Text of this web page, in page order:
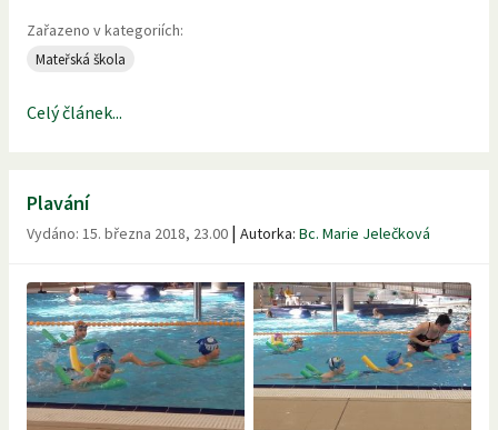
Zařazeno v kategoriích:
Mateřská škola
Celý článek...
Plavání
Vydáno: 15. března 2018, 23.00 | Autorka: Bc. Marie Jelečková